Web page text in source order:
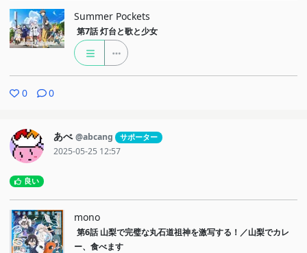
Summer Pockets
第7話 灯台と歌と少女
0 0
あべ @abcang サポーター
2025-05-25 12:57
良い
mono
第6話 山梨で完璧な丸石道祖神を激写する！／山梨でカレ
ー、食べます